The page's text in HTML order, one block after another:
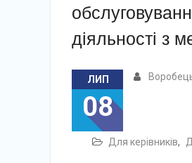
діяльності з
ЛИП
08
Для керівників,